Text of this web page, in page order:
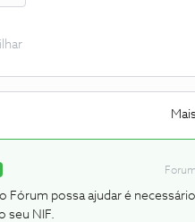
Fórum possa ajudar é
seu NIF.